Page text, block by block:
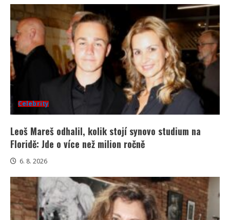
Celebrity
Leoš Mareš odhalil, kolik stojí synovo studium na
Floridě: Jde o více než milion ročně
6. 8. 2026